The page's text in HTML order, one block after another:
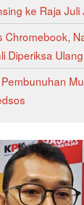
ke Raja Juli
Chromebook,
Diperiksa Ulang